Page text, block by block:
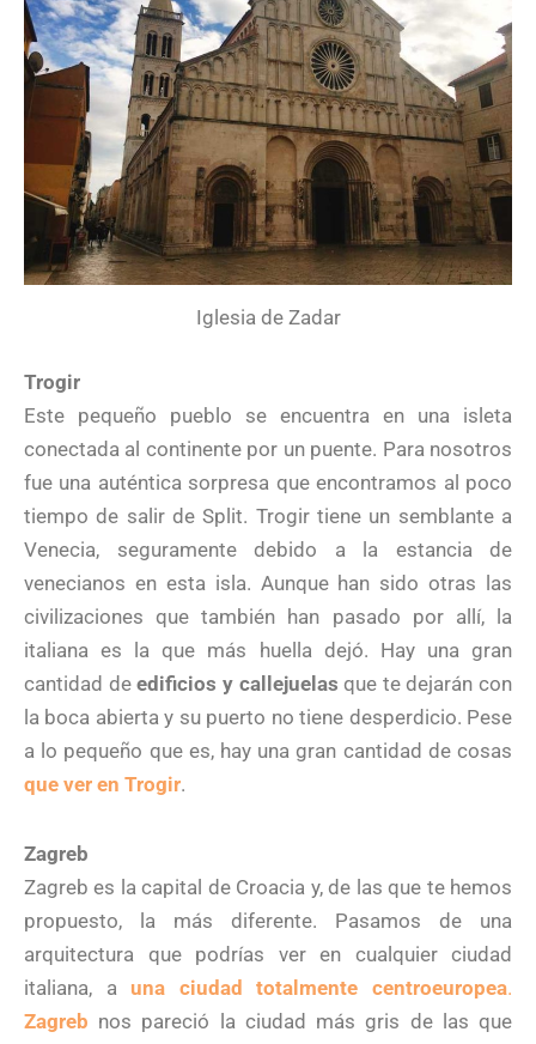
Iglesia de Zadar
Trogir
Este pequeño pueblo se encuentra en una isleta
conectada al continente por un puente. Para nosotros
fue una auténtica sorpresa que encontramos al poco
tiempo de salir de Split. Trogir tiene un semblante a
Venecia, seguramente debido a la estancia de
venecianos en esta isla. Aunque han sido otras las
civilizaciones que también han pasado por allí, la
italiana es la que más huella dejó. Hay una gran
cantidad deedificios y callejuelas que te dejarán con
la boca abierta y su puerto no tiene desperdicio. Pese
a lo pequeño que es, hay una gran cantidad de cosas
que ver en Trogir.
Zagreb
Zagreb es la capital de Croacia y, de las que te hemos
propuesto, la más diferente. Pasamos de una
arquitectura que podrías ver en cualquier ciudad
italiana, a una ciudad totalmente centroeuropea.
Zagreb nos pareció la ciudad más gris de las que